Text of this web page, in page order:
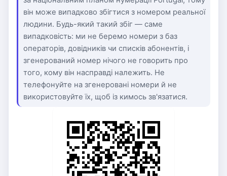
він може випадково збігтися з номером реальної
людини. Будь-який такий збіг — саме
випадковість: ми не беремо номери з баз
операторів, довідників чи списків абонентів, і
згенерований номер нічого не говорить про
того, кому він насправді належить. Не
телефонуйте на згенеровані номери й не
використовуйте їх, щоб із кимось зв'язатися.